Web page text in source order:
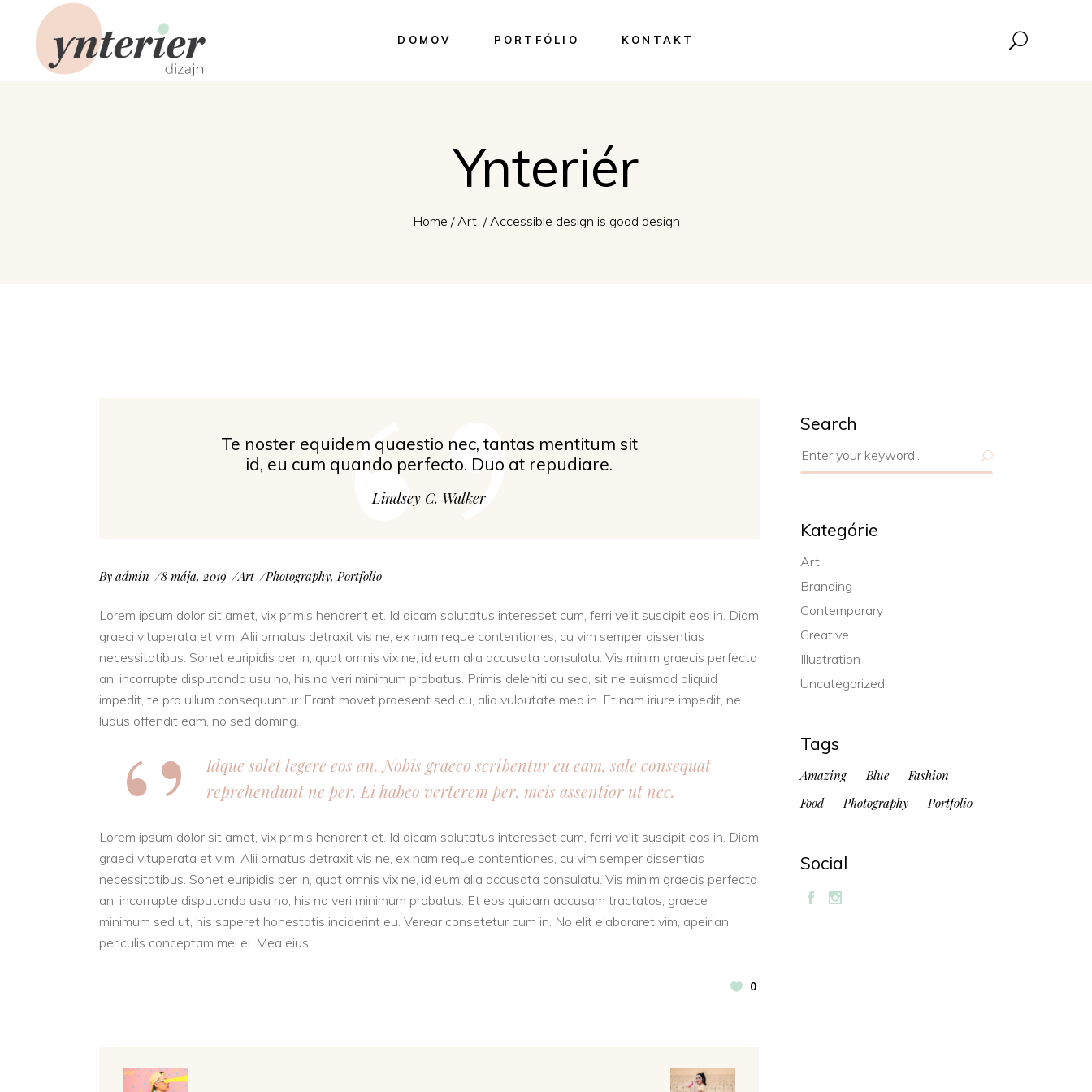
DOMOV PORTFÓLIO KONTAKT
Ynteriér
Home / Art / Accessible design is good design
‘’
Te noster equidem quaestio nec, tantas mentitum sit
id, eu cum quando perfecto. Duo at repudiare.
Lindsey C. Walker
By admin 8 mája, 2019 Art Photography,Portfolio
Lorem ipsum dolor sit amet, vix primis hendrerit et. Id dicam salutatus interesset cum, ferri velit suscipit eos in. Diam
graeci vituperata et vim. Alii ornatus detraxit vis ne, ex nam reque contentiones, cu vim semper dissentias
necessitatibus. Sonet euripidis per in, quot omnis vix ne, id eum alia accusata consulatu. Vis minim graecis perfecto
an, incorrupte disputando usu no, his no veri minimum probatus. Primis deleniti cu sed, sit ne euismod aliquid
impedit, te pro ullum consequuntur. Erant movet praesent sed cu, alia vulputate mea in. Et nam iriure impedit, ne
ludus offendit eam, no sed doming.
Idque solet legere eos an. Nobis graeco scribentur eu eam, sale consequat
reprehendunt ne per. Ei habeo verterem per, meis assentior ut nec.
Lorem ipsum dolor sit amet, vix primis hendrerit et. Id dicam salutatus interesset cum, ferri velit suscipit eos in. Diam
graeci vituperata et vim. Alii ornatus detraxit vis ne, ex nam reque contentiones, cu vim semper dissentias
necessitatibus. Sonet euripidis per in, quot omnis vix ne, id eum alia accusata consulatu. Vis minim graecis perfecto
an, incorrupte disputando usu no, his no veri minimum probatus. Et eos quidam accusam tractatos, graece
minimum sed ut, his saperet honestatis inciderint eu. Verear consetetur cum in. No elit elaboraret vim, apeirian
periculis conceptam mei ei. Mea eius.
0
Search
Search
for:
Kategórie
Art
Branding
Contemporary
Creative
Illustration
Uncategorized
Tags
Amazing Blue
Fashion
Food
Photography Portfolio
Social